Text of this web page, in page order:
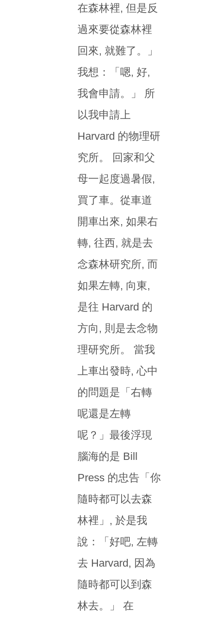
在森林裡, 但是反
過來要從森林裡
回來, 就難了。」
我想：「嗯, 好,
我會申請。」 所
以我申請上
Harvard 的物理研
究所。 回家和父
母一起度過暑假,
買了車。從車道
開車出來, 如果右
轉, 往西, 就是去
念森林研究所, 而
如果左轉, 向東,
是往 Harvard 的
方向, 則是去念物
理研究所。 當我
上車出發時, 心中
的問題是「右轉
呢還是左轉
呢？」最後浮現
腦海的是 Bill
Press 的忠告「你
隨時都可以去森
林裡」, 於是我
說：「好吧, 左轉
去 Harvard, 因為
隨時都可以到森
林去。」 在